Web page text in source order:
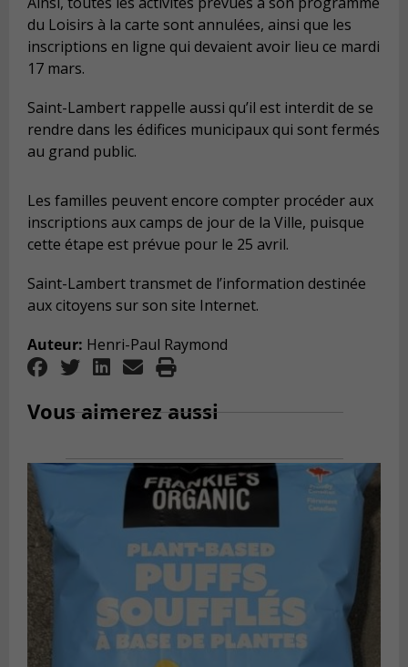
du Loisirs à la carte sont annulées, ainsi que les
inscriptions en ligne qui devaient avoir lieu ce mardi
17 mars.
Saint-Lambert rappelle aussi qu’il est interdit de se
rendre dans les édifices municipaux qui sont fermés
au grand public.
Les familles peuvent encore compter procéder aux
inscriptions aux camps de jour de la Ville, puisque
cette étape est prévue pour le 25 avril.
Saint-Lambert transmet de l’information destinée
aux citoyens sur son site Internet.
Auteur: Henri-Paul Raymond
Vous aimerez aussi